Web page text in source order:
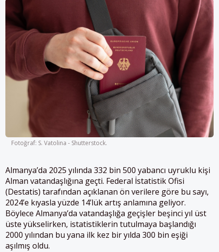
Fotoğraf: S. Vatolina - Shutterstock.
Almanya’da 2025 yılında 332 bin 500 yabancı uyruklu kişi
Alman vatandaşlığına geçti. Federal İstatistik Ofisi
(Destatis) tarafından açıklanan ön verilere göre bu sayı,
2024’e kıyasla yüzde 14’lük artış anlamına geliyor.
Böylece Almanya’da vatandaşlığa geçişler beşinci yıl üst
üste yükselirken, istatistiklerin tutulmaya başlandığı
2000 yılından bu yana ilk kez bir yılda 300 bin eşiği
aşılmış oldu.